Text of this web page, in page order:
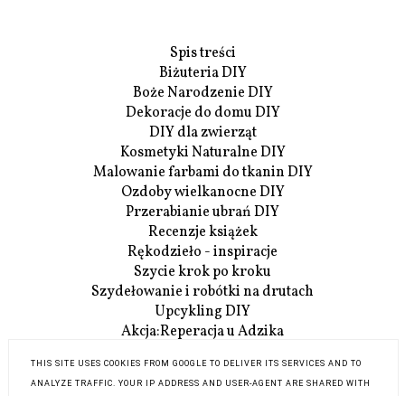
Spis treści
Biżuteria DIY
Boże Narodzenie DIY
Dekoracje do domu DIY
DIY dla zwierząt
Kosmetyki Naturalne DIY
Malowanie farbami do tkanin DIY
Ozdoby wielkanocne DIY
Przerabianie ubrań DIY
Recenzje książek
Rękodzieło - inspiracje
Szycie krok po kroku
Szydełowanie i robótki na drutach
Upcykling DIY
Akcja:Reperacja u Adzika
O mnie
Współpraca
THIS SITE USES COOKIES FROM GOOGLE TO DELIVER ITS SERVICES AND TO
ANALYZE TRAFFIC. YOUR IP ADDRESS AND USER-AGENT ARE SHARED WITH